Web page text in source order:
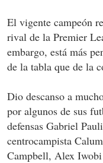
El vigente campeón
rival de la Premier
embargo, está más
de la tabla que de la
Dio descanso a
por algunos de sus
defensas Gabriel
centrocampista
Campbell, Alex